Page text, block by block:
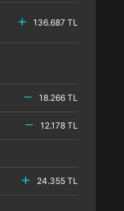
136.687 TL
18.266 TL
12.178 TL
24.355 TL